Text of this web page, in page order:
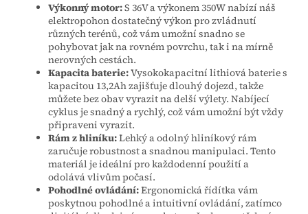
Výkonný motor:S 36V a výkonem 350W nabízí náš
elektropohon dostatečný výkon pro zvládnutí
různých terénů, což vám umožní snadno se
pohybovat jak na rovném povrchu, tak i na mírně
nerovných cestách.
Kapacita baterie:Vysokokapacitní lithiová baterie s
kapacitou 13,2Ah zajišťuje dlouhý dojezd, takže
můžete bez obav vyrazit na delší výlety. Nabíjecí
cyklus je snadný a rychlý, což vám umožní být vždy
připraveni vyrazit.
Rám z hliníku:Lehký a odolný hliníkový rám
zaručuje robustnost a snadnou manipulaci. Tento
materiál je ideální pro každodenní použití a
odolává vlivům počasí.
Pohodlné ovládání:Ergonomická řídítka vám
poskytnou pohodlné a intuitivní ovládání, zatímco